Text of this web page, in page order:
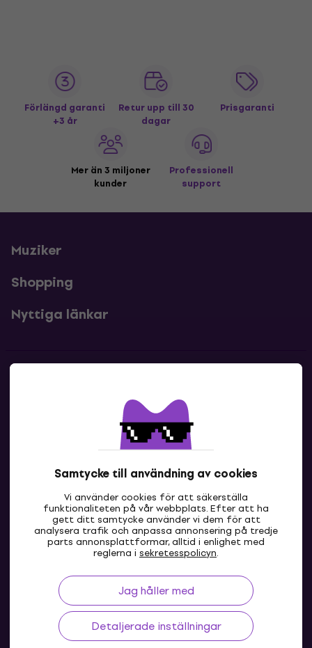
Samtycke till användning av cookies
Vi använder cookies för att säkerställa
funktionaliteten på vår webbplats. Efter att ha
gett ditt samtycke använder vi dem för att
analysera trafik och anpassa annonsering på tredje
parts annonsplattformar, alltid i enlighet med
reglerna i sekretesspolicyn.
Jag håller med
Detaljerade inställningar
Förlängd garanti
+3 år
Retur upp till 30
dagar
Prisgaranti
Mer än 3 miljoner
kunder
Professionell
support
Muziker
Shopping
Nyttiga länkar
Kontakta oss
SE